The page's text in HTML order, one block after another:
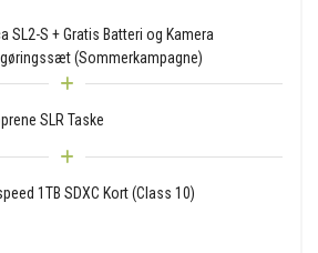
SL2-S + Gratis Batteri og Kamera
(Sommerkampagne)
SLR Taske
1TB SDXC Kort (Class 10)